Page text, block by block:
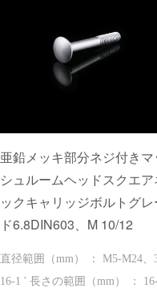
亜鉛メッキ部分ネジ付きマ
シュルームヘッドスクエア
ックキャリッジボルトグレ
ド6.8DIN603、M 10/12
直径範囲（mm） ： M5-M24、3 /
16-1 ' 長さの範囲（mm） ： 16-